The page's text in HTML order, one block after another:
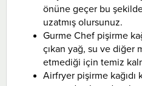
önüne geçer bu
uzatmış olursunuz.
Gurme Chef pişirme
çıkan yağ, su ve diğer
etmediği için temiz
Airfryer pişirme kağıdı